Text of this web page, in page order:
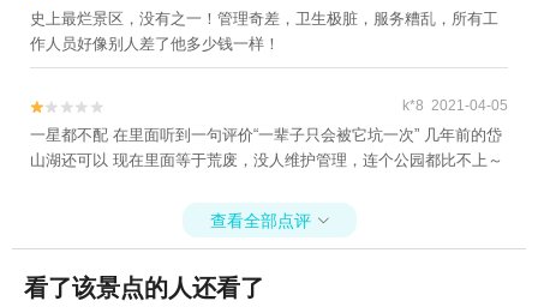
史上最烂景区，没有之一！管理奇差，卫生极脏，服务糟乱，所有工
作人员好像别人差了他多少钱一样！

 k*8 2021-04-05
一星都不配 在里面听到一句评价“一辈子只会被它坑一次” 几年前的岱
山湖还可以 现在里面等于荒废，没人维护管理，连个公园都比不上～
查看全部点评 
看了该景点的人还看了